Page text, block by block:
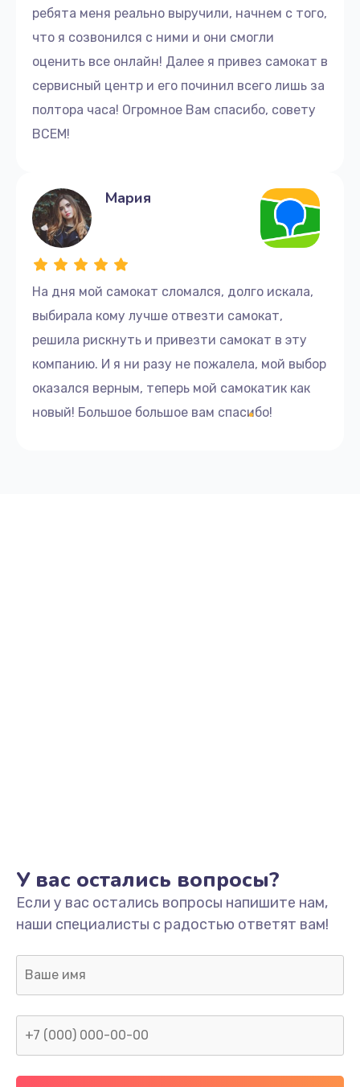
ребята меня реально выручили, начнем с того,
что я созвонился с ними и они смогли
оценить все онлайн! Далее я привез самокат в
сервисный центр и его починил всего лишь за
полтора часа! Огромное Вам спасибо, совету
ВСЕМ!
На дня мой самокат сломался, долго искала,
выбирала кому лучше отвезти самокат,
решила рискнуть и привезти самокат в эту
компанию. И я ни разу не пожалела, мой выбор
оказался верным, теперь мой самокатик как
новый! Большое большое вам спасибо!
Мария
У вас остались вопросы?
Если у вас остались вопросы напишите нам,
наши специалисты с радостью ответят вам!